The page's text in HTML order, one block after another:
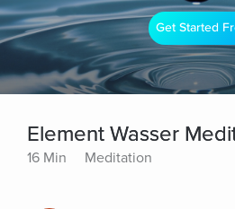
Get Started
Element Wasser
16 Min Meditation